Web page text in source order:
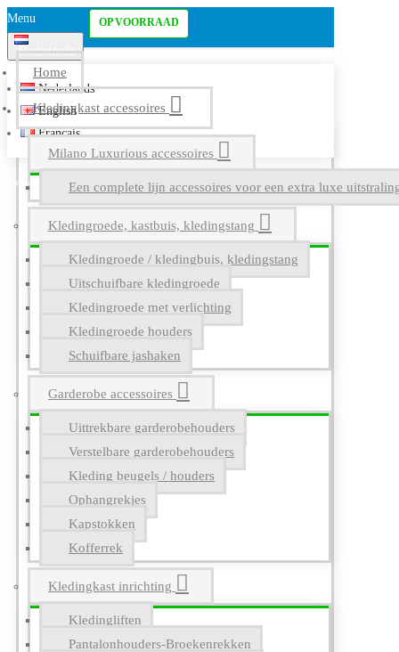
Menu
Nederlands
Nederlands
English
Français
Home
Kledingkast accessoires
Milano Luxurious accessoires
Een complete lijn accessoires voor een extra luxe
Kledingroede, kastbuis, kledingstang
Kledingroede / kledingbuis, kledingstang
Uitschuifbare kledingroede
Kledingroede met verlichting
Kledingroede houders
Schuifbare jashaken
Garderobe accessoires
Uittrekbare garderobehouders
Verstelbare garderobehouders
Kleding beugels / houders
Ophangrekjes
Kapstokken
Kofferrek
Kledingkast inrichting
Kledingliften
Pantalonhouders-Broekenrekken
OP VOORRAAD